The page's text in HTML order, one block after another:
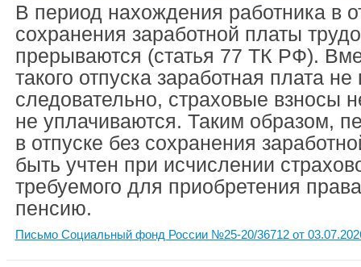
В период нахождения работника в
сохранения заработной платы
прерываются (статья 77 ТК РФ).
такого отпуска заработная плата
следовательно, страховые взносы
не уплачиваются. Таким образом,
в отпуске без сохранения
быть учтен при исчислении
требуемого для приобретения
пенсию.
Письмо Социальный фонд России №25-20/36712 от